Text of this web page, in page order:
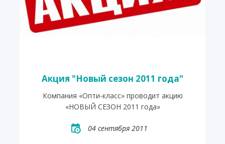
Акция "Новый сезон 2011 года"
Компания «Опти-класс» проводит акцию
«НОВЫЙ СЕЗОН 2011 года»
04 сентября 2011